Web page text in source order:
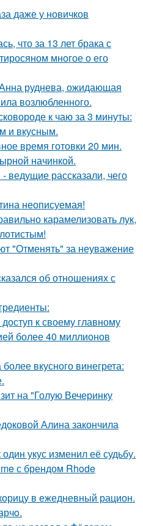
даже у новичков
что за 13 лет брака с
многое о его
руднева, ожидающая
возлюбленного.
к чаю за 3 минуты:
и вкусным.
время готовки 20 мин.
начинкой.
ведущие рассказали, чего
неописуемая!
карамелизовать лук,
"Отменять" за неуважение
об отношениях с
к своему главному
более 40 миллионов
вкусного винегрета:
на "Голую Вечеринку
Алина закончила
укус изменил её судьбу.
с брендом Rhode
в ежедневный рацион.